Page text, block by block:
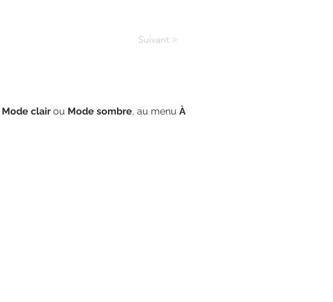
Suivant >
Mode clair ou Mode sombre, au menu À